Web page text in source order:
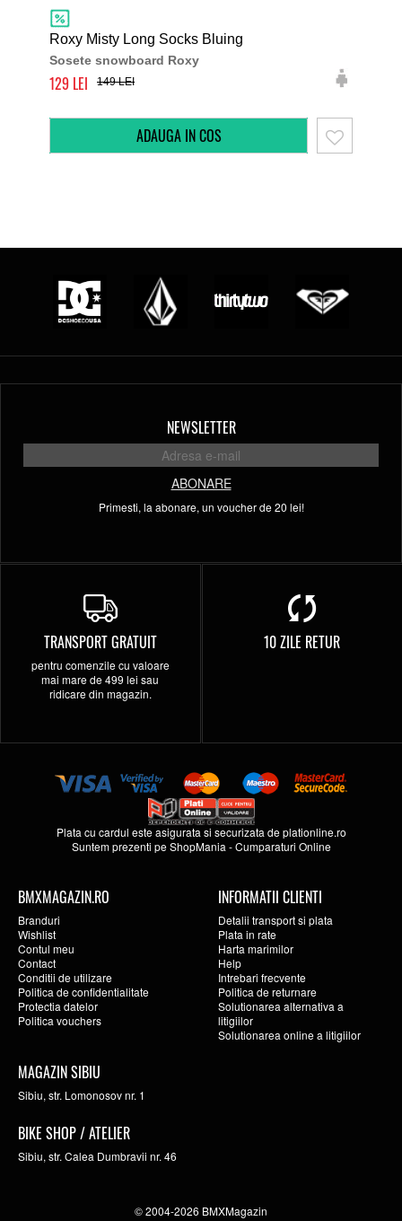
Roxy Misty Long Socks Bluing
Sosete snowboard Roxy
129 149
NEWSLETTER
ABONARE
Primesti, la abonare, un voucher de 20 lei!
TRANSPORT GRATUIT
pentru comenzile cu valoare
mai mare de 499 lei sau
ridicare din magazin.
10 ZILE RETUR
Plata cu cardul este asigurata si securizata deplationline.ro
Suntem prezenti peShopMania -Cumparaturi Online
BMXMAGAZIN.RO
Branduri
Wishlist
Contul meu
Contact
Conditii de utilizare
Politica de confidentialitate
Protectia datelor
Politica vouchers
INFORMATII CLIENTI
Detalii transport si plata
Plata in rate
Harta marimilor
Help
Intrebari frecvente
Politica de returnare
Solutionarea alternativa a
litigiilor
Solutionarea online a litigiilor
MAGAZIN SIBIU
Sibiu, str. Lomonosov nr. 1
BIKE SHOP / ATELIER
Sibiu, str. Calea Dumbravii nr. 46
© 2004-2026 BMXMagazin